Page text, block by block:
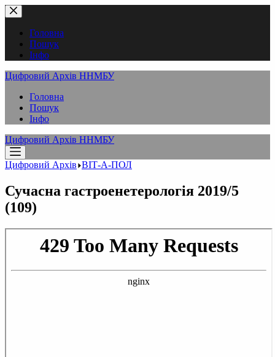
Перейти
до
вмістуГоловна
Пошук
Інфо
Цифровий Архів ННМБУ
Головна
Пошук
Інфо
Цифровий Архів ННМБУ
Цифровий Архів ВІТ-А-ПОЛ
Сучасна гастроенетерологія 2019/5
(109)